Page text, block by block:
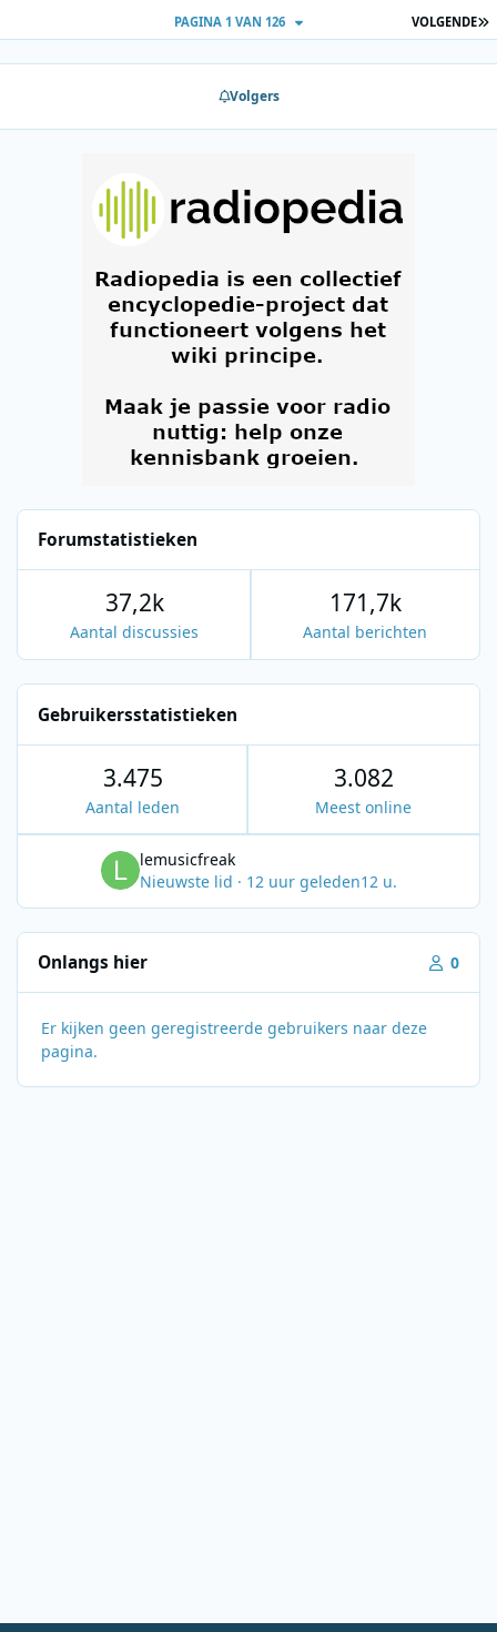
VOLGENDE
PAGINA 1 VAN 126
Volgers
Forumstatistieken
Aantal discussies
37,2k
Aantal berichten
171,7k
Gebruikersstatistieken
3.475
Aantal leden
3.082
Meest online
lemusicfreak
Nieuwste lid · 12 uur geleden12 u.
Onlangs hier 0
Er kijken geen geregistreerde gebruikers naar deze
pagina.